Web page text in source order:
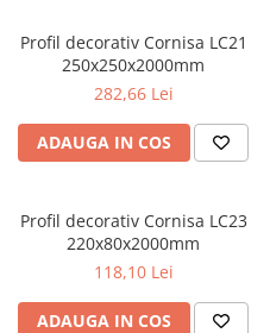
Profil decorativ Cornisa LC21
250x250x2000mm
282,66 Lei
ADAUGA IN COS
Profil decorativ Cornisa LC23
220x80x2000mm
118,10 Lei
ADAUGA IN COS